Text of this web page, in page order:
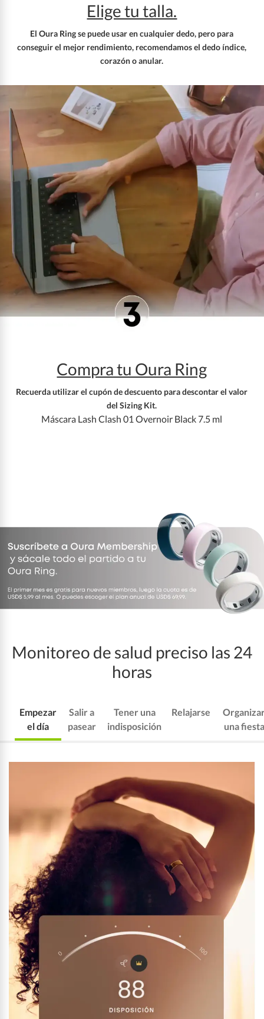
Elige tu talla.
El Oura Ring se puede usar en cualquier dedo, pero para
conseguir el mejor rendimiento, recomendamos el dedo índice,
corazón o anular.
Compra tu Oura Ring
Recuerda utilizar el cupón de descuento para descontar el valor
del Sizing Kit.
Máscara Lash Clash 01 Overnoir Black 7.5 ml
Monitoreo de salud preciso las 24
horas
Empezar
el día
Salir a
pasear
Tener una
indisposición
Relajarse
una fiesta